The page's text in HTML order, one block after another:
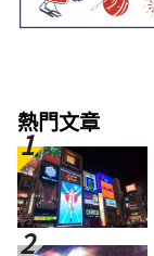
熱門文章